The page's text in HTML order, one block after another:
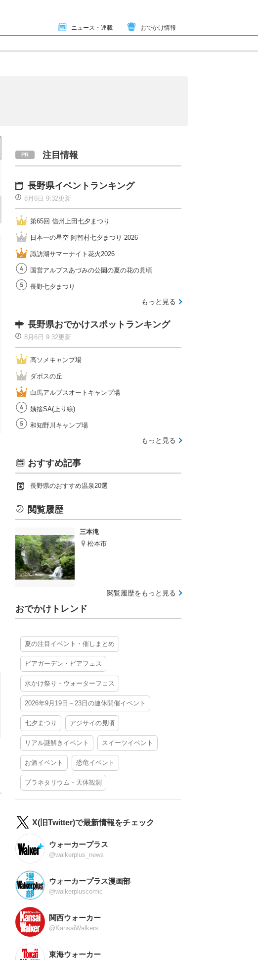
ニュース・連載 おでかけ情報
注目情報
長野県イベントランキング
8月6日 9:32更新
第65回 信州上田七夕まつり
日本一の星空 阿智村七夕まつり 2026
諏訪湖サマーナイト花火2026
国営アルプスあづみの公園の夏の花の見頃
長野七夕まつり
もっと見る
長野県おでかけスポットランキング
8月6日 9:32更新
高ソメキャンプ場
ダボスの丘
白馬アルプスオートキャンプ場
姨捨SA(上り線)
和知野川キャンプ場
もっと見る
おすすめ記事
長野県のおすすめ温泉20選
閲覧履歴
三本滝
松本市
閲覧履歴をもっと見る
おでかけトレンド
夏の注目イベント・催しまとめ
ビアガーデン・ビアフェス
水かけ祭り・ウォーターフェス
2026年9月19日～23日の連休開催イベント
七夕まつり アジサイの見頃
リアル謎解きイベント スイーツイベント
お酒イベント 恐竜イベント
プラネタリウム・天体観測
X(旧Twitter)で最新情報をチェック
ウォーカープラス
@walkerplus_news
ウォーカープラス漫画部
@walkerpluscomic
関西ウォーカー
@KansaiWalkers
東海ウォーカー